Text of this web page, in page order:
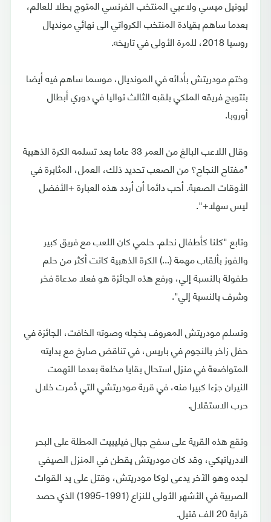
ليونيل ميسي ولاعبي المنتخب الفرنسي المتوج بطلا للعالم،
بعدما ساهم بقيادة المنتخب الكرواتي الى نهائي مونديال
روسيا 2018، للمرة الأولى في تاريخه.
وختم مودريتش بأدائه في المونديال، موسما ساهم فيه أيضا
بتتويج فريقه الملكي بلقبه الثالث تواليا في دوري أبطال
أوروبا.
وقال اللاعب البالغ من العمر 33 عاما بعد تسلمه الكرة الذهبية
"مفتاح النجاح؟ من الصعب تحديد ذلك، العمل، المثابرة في
الأوقات الصعبة. أحب دائما أن أردد هذه العبارة +الأفضل
ليس سهلا+".
وتابع "كلنا كأطفال نحلم. حلمي كان اللعب مع فريق كبير
والفوز بألقاب مهمة (...) الكرة الذهبية كانت أكثر من حلم
طفولة بالنسبة إلي، ورفع هذه الجائزة هو فعلا مدعاة فخر
وشرف بالنسبة إلي".
وتسلم مودريتش المعروف بخجله وصوته الخافت، الجائزة في
حفل زاخر بالنجوم في باريس، في تناقض صارخ مع بدايته
المتواضعة في منزل استحال بقايا مخلعة بعدما التهمت
النيران جزءا كبيرا منه، في قرية مودريتشي التي دُمرت خلال
حرب الاستقلال.
وتقع هذه القرية على سفح جبال فيليبيت المطلة على البحر
الادرياتيكي، وقد كان مودريتش يقطن في المنزل الصيفي
لجده وهو الآخر يدعى لوكا مودريتش، وقتل على يد القوات
الصربية في الأشهر الأولى للنزاع (1991-1995) الذي حصد
قرابة 20 الف قتيل.